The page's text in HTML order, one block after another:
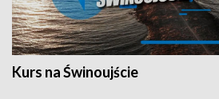
Kurs na Świnoujście